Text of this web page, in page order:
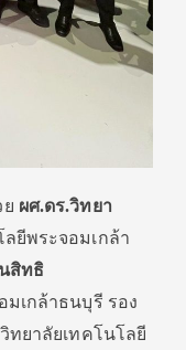
ผศ.ดร.วิทยา
ยีพระจอมเกล้า
สิทธิ
เกล้าธนบุรี รอง
ทยาลัยเทคโนโลยี